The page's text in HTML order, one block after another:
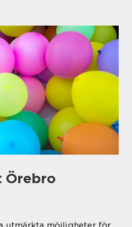
Örebro
utmärkta möjligheter för